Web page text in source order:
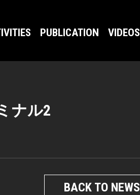
PUBLICATION VIDEOS
ナル2
BACK TO NEWS